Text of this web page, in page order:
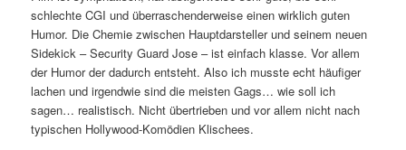
schlechte CGI und überraschenderweise einen wirklich guten
Humor. Die Chemie zwischen Hauptdarsteller und seinem neuen
Sidekick – Security Guard Jose – ist einfach klasse. Vor allem
der Humor der dadurch entsteht. Also ich musste echt häufiger
lachen und irgendwie sind die meisten Gags… wie soll ich
sagen… realistisch. Nicht übertrieben und vor allem nicht nach
typischen Hollywood-Komödien Klischees.